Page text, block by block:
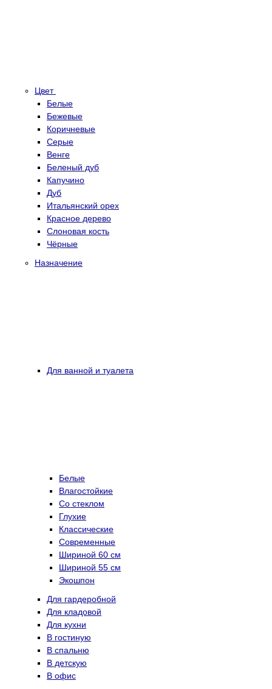
Цвет
Белые
Бежевые
Коричневые
Серые
Венге
Беленый дуб
Капучино
Дуб
Итальянский орех
Красное дерево
Слоновая кость
Чёрные
Назначение
Для ванной и туалета
Белые
Влагостойкие
Со стеклом
Глухие
Классические
Современные
Шириной 60 см
Шириной 55 см
Экошпон
Для гардеробной
Для кладовой
Для кухни
В гостиную
В спальню
В детскую
В офис